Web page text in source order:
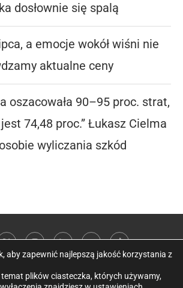
dosłownie się spalą
a emocje wokół wiśni nie
aktualne ceny
oszacowała 90–95 proc. strat,
74,48 proc.” Łukasz Cielma
wyliczania szkód
aby zapewnić najlepszą jakość korzystania z
plików ciasteczka, których używamy,